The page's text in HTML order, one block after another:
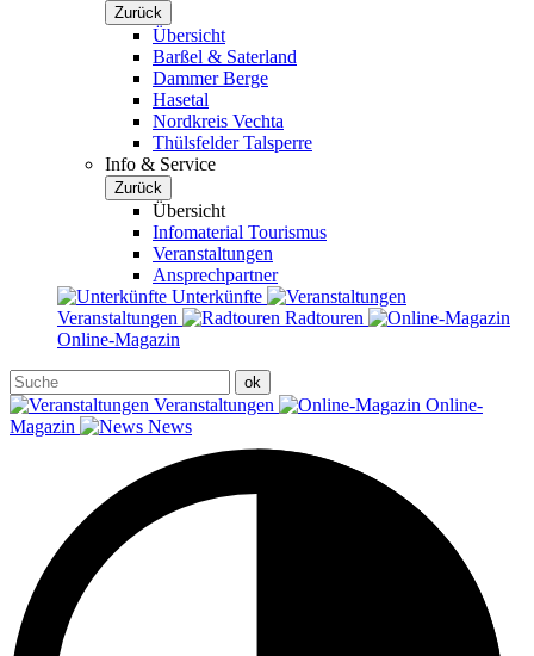
Zurück
Übersicht
Barßel & Saterland
Dammer Berge
Hasetal
Nordkreis Vechta
Thülsfelder Talsperre
Info & Service
Zurück
Übersicht
Infomaterial Tourismus
Veranstaltungen
Ansprechpartner
Unterkünfte
Veranstaltungen
Radtouren
Online-Magazin
Veranstaltungen
Online-
Magazin
News